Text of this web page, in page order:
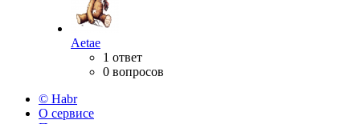
Aetae
1 ответ
0 вопросов
© Habr
О сервисе